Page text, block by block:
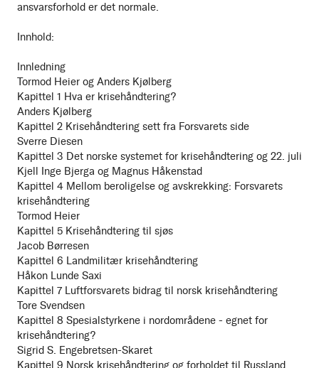
ansvarsforhold er det normale.
Innhold:
Innledning
Tormod Heier og Anders Kjølberg
Kapittel 1 Hva er krisehåndtering?
Anders Kjølberg
Kapittel 2 Krisehåndtering sett fra Forsvarets side
Sverre Diesen
Kapittel 3 Det norske systemet for krisehåndtering og 22. juli
Kjell Inge Bjerga og Magnus Håkenstad
Kapittel 4 Mellom beroligelse og avskrekking: Forsvarets
krisehåndtering
Tormod Heier
Kapittel 5 Krisehåndtering til sjøs
Jacob Børresen
Kapittel 6 Landmilitær krisehåndtering
Håkon Lunde Saxi
Kapittel 7 Luftforsvarets bidrag til norsk krisehåndtering
Tore Svendsen
Kapittel 8 Spesialstyrkene i nordområdene - egnet for
krisehåndtering?
Sigrid S. Engebretsen-Skaret
Kapittel 9 Norsk krisehåndtering og forholdet til Russland